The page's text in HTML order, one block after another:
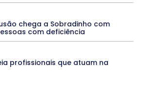
chega a Sobradinho com
com deficiência
profissionais que atuam na